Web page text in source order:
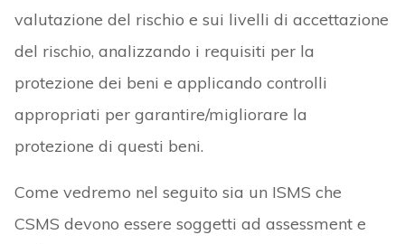
valutazione del rischio e sui livelli di accettazione
del rischio, analizzando i requisiti per la
protezione dei beni e applicando controlli
appropriati per garantire/migliorare la
protezione di questi beni.
Come vedremo nel seguito sia un ISMS che
CSMS devono essere soggetti ad assessment e